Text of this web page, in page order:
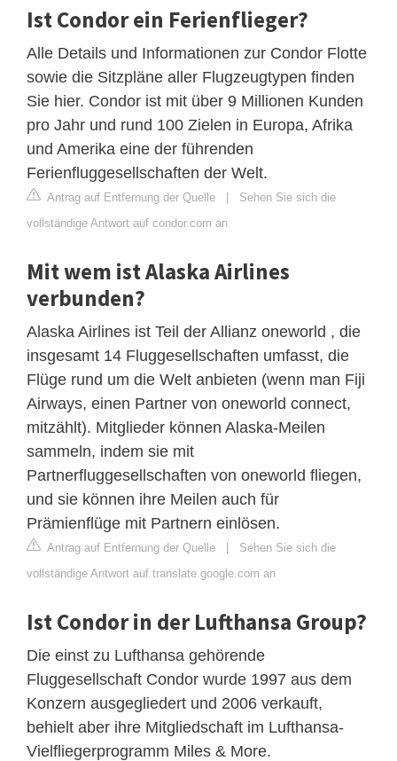
Ist Condor ein Ferienflieger?
Alle Details und Informationen zur Condor Flotte
sowie die Sitzpläne aller Flugzeugtypen finden
Sie hier. Condor ist mit über 9 Millionen Kunden
pro Jahr und rund 100 Zielen in Europa, Afrika
und Amerika eine der führenden
Ferienfluggesellschaften der Welt.
Antrag auf Entfernung der Quelle | Sehen Sie sich die
vollständige Antwort auf condor.com an
Mit wem ist Alaska Airlines
verbunden?
Alaska Airlines ist Teil der Allianz oneworld , die
insgesamt 14 Fluggesellschaften umfasst, die
Flüge rund um die Welt anbieten (wenn man Fiji
Airways, einen Partner von oneworld connect,
mitzählt). Mitglieder können Alaska-Meilen
sammeln, indem sie mit
Partnerfluggesellschaften von oneworld fliegen,
und sie können ihre Meilen auch für
Prämienflüge mit Partnern einlösen.
Antrag auf Entfernung der Quelle | Sehen Sie sich die
vollständige Antwort auf translate.google.com an
Ist Condor in der Lufthansa Group?
Die einst zu Lufthansa gehörende
Fluggesellschaft Condor wurde 1997 aus dem
Konzern ausgegliedert und 2006 verkauft,
behielt aber ihre Mitgliedschaft im Lufthansa-
Vielfliegerprogramm Miles & More.